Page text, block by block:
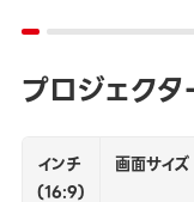
プロジェクタ
インチ
(16:9)
画面サイズ